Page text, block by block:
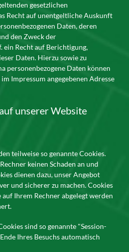
gesetzlichen
Recht auf unentgeltliche Auskunft
Daten, deren
den Zweck der
ein Recht auf Berichtigung,
Daten. Hierzu sowie zu
personenbezogene Daten können
Impressum angegebenen Adresse
unserer Website
teilweise so genannte Cookies.
keinen Schaden an und
dienen dazu, unser Angebot
und sicherer zu machen. Cookies
Ihrem Rechner abgelegt werden
sind so genannte "Session-
Ihres Besuchs automatisch